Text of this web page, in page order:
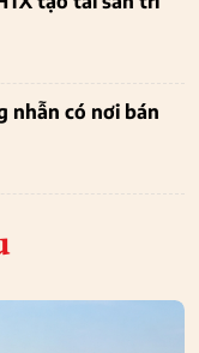
nhẫn có nơi bán